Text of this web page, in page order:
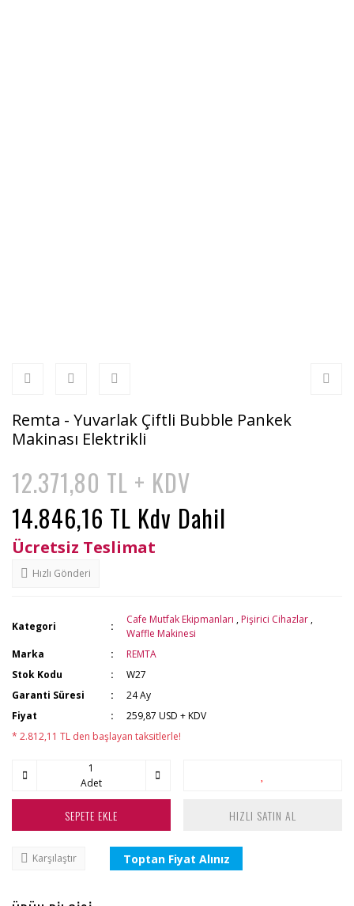
Remta - Yuvarlak Çiftli Bubble Pankek
Makinası Elektrikli
12.371,80 TL + KDV
14.846,16 TL Kdv Dahil
Ücretsiz Teslimat
Hızlı Gönderi
Kategori
Cafe Mutfak Ekipmanları , Pişirici Cihazlar ,
Waffle Makinesi
Marka
REMTA
Stok Kodu
W27
Garanti Süresi
24 Ay
Fiyat
259,87 USD + KDV
* 2.812,11 TL den başlayan taksitlerle!
Adet
SEPETE EKLE HIZLI SATIN AL
Karşılaştır Toptan Fiyat Alınız